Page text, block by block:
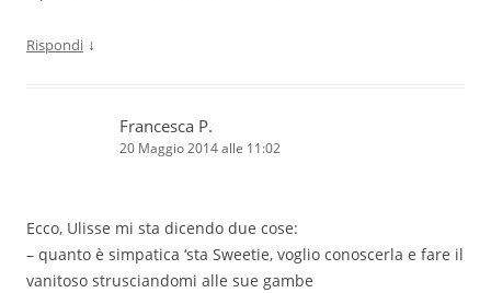
Rispondi ↓
Francesca P.
20 Maggio 2014 alle 11:02
Ecco, Ulisse mi sta dicendo due cose:
– quanto è simpatica ‘sta Sweetie, voglio conoscerla e fare il
vanitoso strusciandomi alle sue gambe